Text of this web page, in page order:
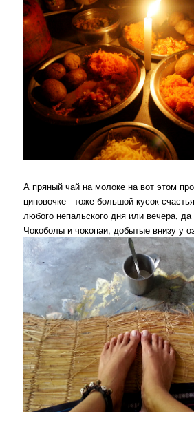
А пряный чай на молоке на вот этом
циновочке - тоже большой кусок
любого непальского дня или вечера,
Чокоболы и чокопаи, добытые внизу у